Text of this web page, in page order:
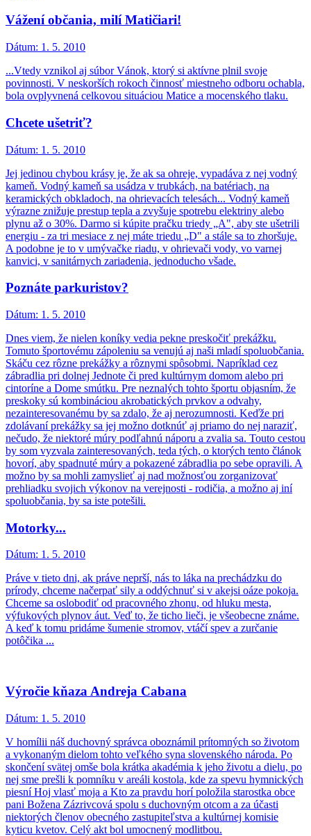
Vážení občania, milí Matičiari!
Dátum: 1. 5. 2010
...Vtedy vznikol aj súbor Vánok, ktorý si aktívne plnil svoje
povinnosti. V neskorších rokoch činnosť miestneho odboru ochabla,
bola ovplyvnená celkovou situáciou Matice a mocenského tlaku.
Chcete ušetriť?
Dátum: 1. 5. 2010
Jej jedinou chybou krásy je, že ak sa ohreje, vypadáva z nej vodný
kameň. Vodný kameň sa usádza v trubkách, na batériach, na
keramických obkladoch, na ohrievacích telesách... Vodný kameň
výrazne znižuje prestup tepla a zvyšuje spotrebu elektriny alebo
plynu až o 30%. Darmo si kúpite pračku triedy „A", aby ste ušetrili
energiu - za tri mesiace z nej máte triedu „D" a stále sa to zhoršuje.
A podobne je to v umývačke riadu, v ohrievači vody, vo varnej
kanvici, v sanitárnych zariadenia, jednoducho všade.
Poznáte parkuristov?
Dátum: 1. 5. 2010
Dnes viem, že nielen koníky vedia pekne preskočiť prekážku.
Tomuto športovému zápoleniu sa venujú aj naši mladí spoluobčania.
Skáču cez rôzne prekážky a rôznymi spôsobmi. Napríklad cez
zábradlia pri dolnej Jednote či pred kultúrnym domom alebo pri
cintoríne a Dome smútku. Pre neznalých tohto športu objasním, že
preskoky sú kombináciou akrobatických prvkov a odvahy,
nezainteresovanému by sa zdalo, že aj nerozumnosti. Keďže pri
zdolávaní prekážky sa jej možno dotknúť aj priamo do nej naraziť,
nečudo, že niektoré múry podľahnú náporu a zvalia sa. Touto cestou
by som vyzvala zainteresovaných, teda tých, o ktorých tento článok
hovorí, aby spadnuté múry a pokazené zábradlia po sebe opravili. A
možno by sa mohli zamyslieť aj nad možnosťou zorganizovať
prehliadku svojich výkonov na verejnosti - rodičia, a možno aj iní
spoluobčania, by sa iste potešili.
Motorky...
Dátum: 1. 5. 2010
Práve v tieto dni, ak práve neprší, nás to láka na prechádzku do
prírody, chceme načerpať sily a oddýchnuť si v akejsi oáze pokoja.
Chceme sa oslobodiť od pracovného zhonu, od hluku mesta,
výfukových plynov áut. Veď to, že ticho lieči, je všeobecne známe.
A keď k tomu pridáme šumenie stromov, vtáčí spev a zurčanie
potôčika ...
Výročie kňaza Andreja Cabana
Dátum: 1. 5. 2010
V homílii náš duchovný správca oboznámil prítomných so životom
a vykonaným dielom tohto veľkého syna slovenského národa. Po
skončení svätej omše bola krátka akadémia k jeho životu a dielu, po
nej sme prešli k pomníku v areáli kostola, kde za spevu hymnických
piesní Hoj vlasť moja a Kto za pravdu horí položila starostka obce
pani Božena Zázrivcová spolu s duchovným otcom a za účasti
niektorých členov obecného zastupiteľstva a kultúrnej komisie
kyticu kvetov. Celý akt bol umocnený modlitbou.